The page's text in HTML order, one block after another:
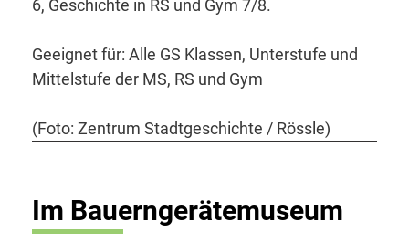
6, Geschichte in RS und Gym 7/8.
Geeignet für: Alle GS Klassen, Unterstufe und
Mittelstufe der MS, RS und Gym
(Foto: Zentrum Stadtgeschichte / Rössle)
Im Bauerngerätemuseum